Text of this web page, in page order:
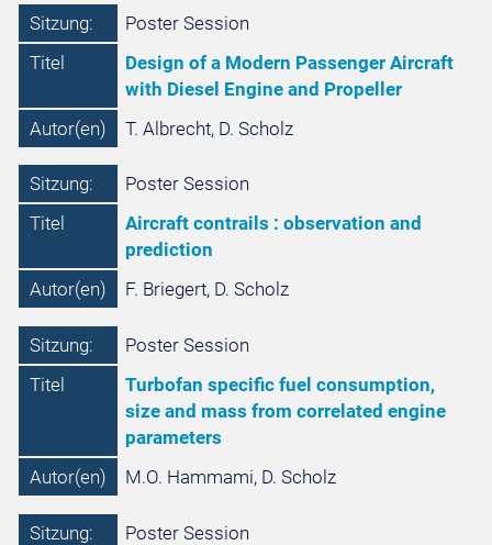
Sitzung:
Poster Session
Titel
Design of a Modern Passenger Aircraft
with Diesel Engine and Propeller
Autor(en)
T. Albrecht, D. Scholz
Sitzung:
Poster Session
Titel
Aircraft contrails : observation and
prediction
Autor(en)
F. Briegert, D. Scholz
Sitzung:
Poster Session
Titel
Turbofan specific fuel consumption,
size and mass from correlated engine
parameters
Autor(en)
M.O. Hammami, D. Scholz
Sitzung:
Poster Session